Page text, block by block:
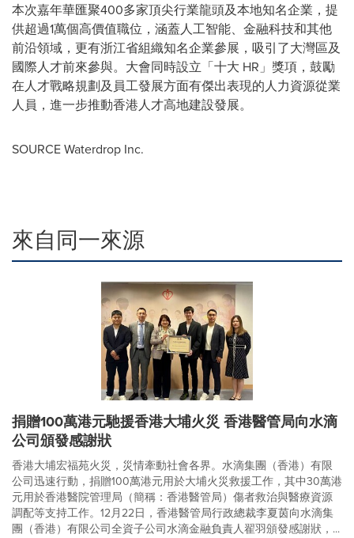
本次嘉年華匯聚400多家頂尖行業龍頭及本地知名企業，提
供超過1萬個高價值職位，涵蓋人工智能、金融科技和其他
前沿領域，更有浙江省組織知名企業參展，吸引了大灣區及
國際人才前來參與。大會同時設立「十大 HR」獎項，鼓勵
在人才戰略規劃及員工發展方面有傑出表現的人力資源從業
人員，進一步推動香港人才高地建設發展。
SOURCE Waterdrop Inc.
來自同一來源
捐贈100萬港元馳援香港大埔火災 香港醫管局向水滴
公司頒發感謝狀
香港大埔宏福苑火災，災情牽動社會各界。水滴集團（香港）有限
公司迅速行動，捐贈100萬港元用於大埔火災救援工作，其中30萬港
元用於香港醫院管理局（簡稱：香港醫管局）傷者救治與醫療資源
調配等支持工作。12月22日，香港醫管局行政總裁李夏茵向水滴集
團（香港）有限公司全資子公司水滴金融負責人翟羽頒發感謝狀，...